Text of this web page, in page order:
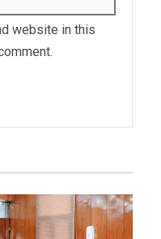
website in this